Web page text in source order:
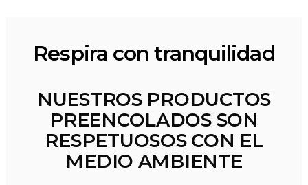
Respira con tranquilidad
NUESTROS PRODUCTOS
PREENCOLADOS SON
RESPETUOSOS CON EL
MEDIO AMBIENTE